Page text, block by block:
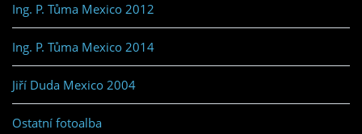
Ing. P. Tůma Mexico 2012
Ing. P. Tůma Mexico 2014
Jiří Duda Mexico 2004
Ostatní fotoalba